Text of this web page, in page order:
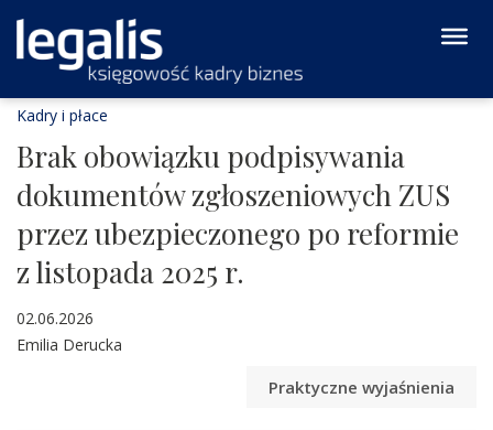
Kadry i płace
Brak obowiązku podpisywania
dokumentów zgłoszeniowych ZUS
przez ubezpieczonego po reformie
z listopada 2025 r.
02.06.2026
Emilia Derucka
Praktyczne wyjaśnienia